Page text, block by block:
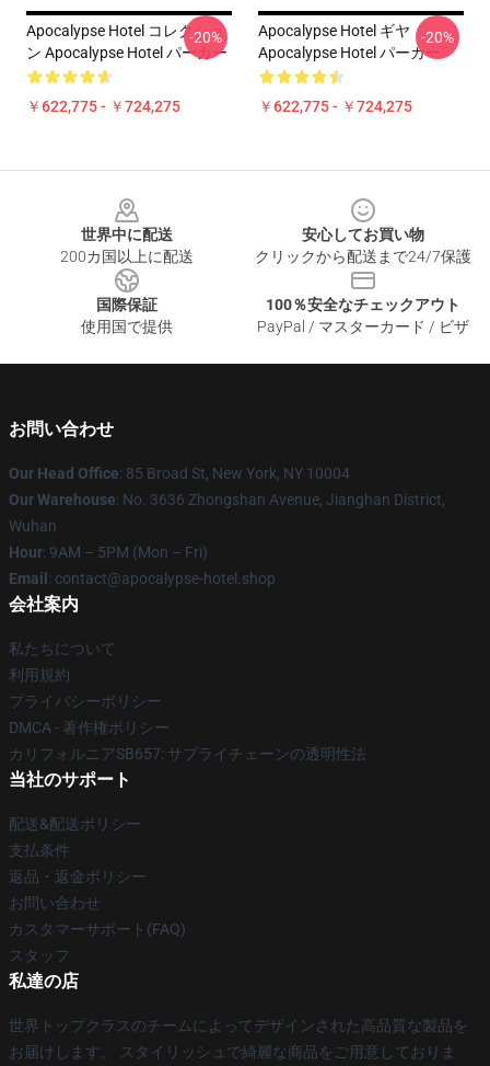
Apocalypse Hotel コレクショ
ン Apocalypse Hotel パーカー
￥622,775 - ￥724,275
-20%
Apocalypse Hotel ギヤ
Apocalypse Hotel パーカー
￥622,775 - ￥724,275
-20%
世界中に配送
200カ国以上に配送
安心してお買い物
クリックから配送まで24/7保護
国際保証
使用国で提供
100％安全なチェックアウト
PayPal / マスターカード / ビザ
お問い合わせ
Our Head Office: 85 Broad St, New York, NY 10004
Our Warehouse: No. 3636 Zhongshan Avenue, Jianghan District,
Wuhan
Hour: 9AM – 5PM (Mon – Fri)
Email : contact@apocalypse-hotel.shop
会社案内
私たちについて
利用規約
プライバシーポリシー
DMCA - 著作権ポリシー
カリフォルニアSB657: サプライチェーンの透明性法
当社のサポート
配送&配送ポリシー
支払条件
返品・返金ポリシー
お問い合わせ
カスタマーサポート(FAQ)
スタッフ
私達の店
世界トップクラスのチームによってデザインされた高品質な製品を
お届けします。 スタイリッシュで綺麗な商品をご用意しておりま